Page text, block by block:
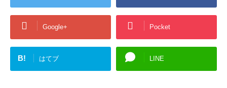
Google+ Pocket
B! はてブ LINE